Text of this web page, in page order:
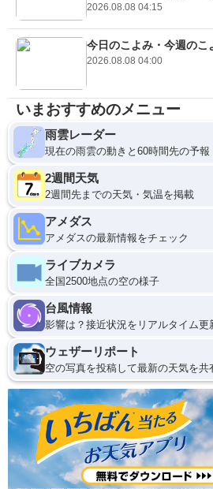
2026.08.08 04:15
今日のこよみ・今週の
2026.08.08 04:00
いまおすすめのメニュー
雨雲レーダー
現在の雨雲の動きと60時間先の予報
2週間天気
2週間先までの天気・気温を掲載
アメダス
アメダスの最新情報をチェック
ライブカメラ
全国2500地点の空の様子
台風情報
影響は？接近状況をリアルタイム更
ウェザーリポート
空の写真を投稿して最新の天気を共